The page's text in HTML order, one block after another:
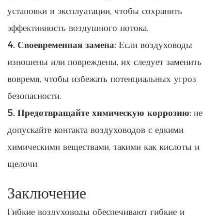
установки и эксплуатации, чтобы сохранить
эффективность воздушного потока.
4. Своевременная замена: Если воздуховоды
изношены или повреждены, их следует заменить
вовремя, чтобы избежать потенциальных угроз
безопасности.
5. Предотвращайте химическую коррозию: не
допускайте контакта воздуховодов с едкими
химическими веществами, такими как кислоты и
щелочи.
Заключение
Гибкие воздуховоды обеспечивают гибкие и